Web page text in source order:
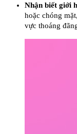
Nhận biết giới
hoặc chóng
vực thoáng